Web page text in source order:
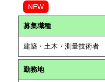
NEW
募集職種
建築・土木・測量技術者
勤務地